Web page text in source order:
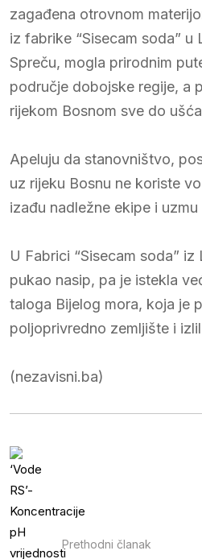
zagađena otrovnom
iz fabrike “Sisecam soda” u
Spreču, mogla prirodnim
područje dobojske regije, a
rijekom Bosnom sve do
Apeluju da stanovništvo,
uz rijeku Bosnu ne koriste
izađu nadležne ekipe i
U Fabrici “Sisecam soda”
pukao nasip, pa je istekla
taloga Bijelog mora, koja je
poljoprivredno zemljište i
(nezavisni.ba)
Prethodni članak